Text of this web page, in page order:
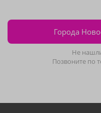
Города
Не
Позвоните по